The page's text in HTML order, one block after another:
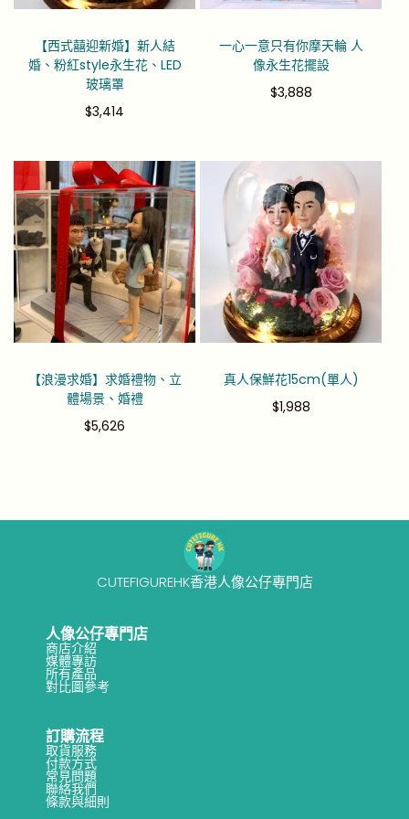
【西式囍迎新婚】新人結
婚、粉紅style永生花、LED
玻璃罩
$3,414
一心一意只有你摩天輪 人
像永生花擺設
$3,888
【浪漫求婚】求婚禮物、立
體場景、婚禮
$5,626
真人保鮮花15cm(單人)
$1,988
CUTEFIGUREHK香港人像公仔專門店
人像公仔專門店
商店介紹
媒體專訪
所有產品
對比圖參考
訂購流程
取貨服務
付款方式
常見問題
聯絡我們
條款與細則